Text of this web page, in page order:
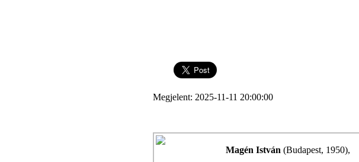
Megjelent: 2025-11-11 20:00:00
Magén István (Budapest, 1950),